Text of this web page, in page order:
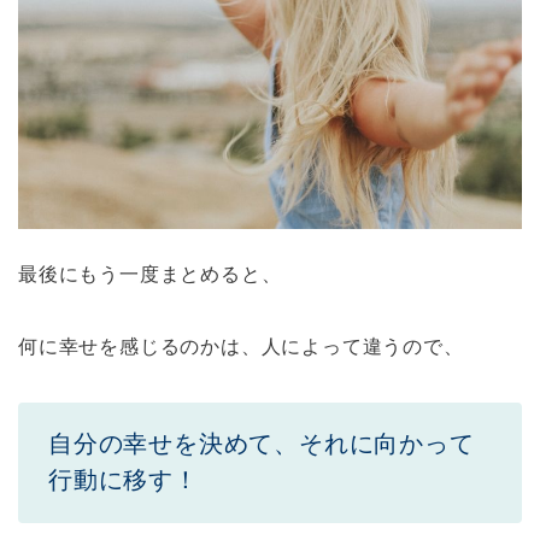
最後にもう一度まとめると、
何に幸せを感じるのかは、人によって違うので、
自分の幸せを決めて、それに向かって
行動に移す！